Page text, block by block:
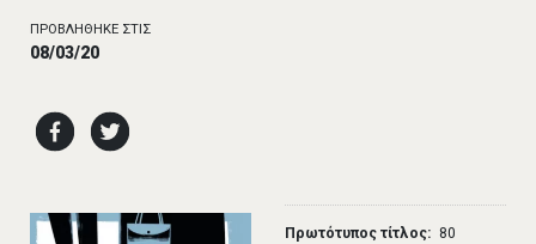
Πρωτότυπος τίτλος
80
ΠΡΟΒΛΗΘΗΚΕ ΣΤΙΣ
08/03/20